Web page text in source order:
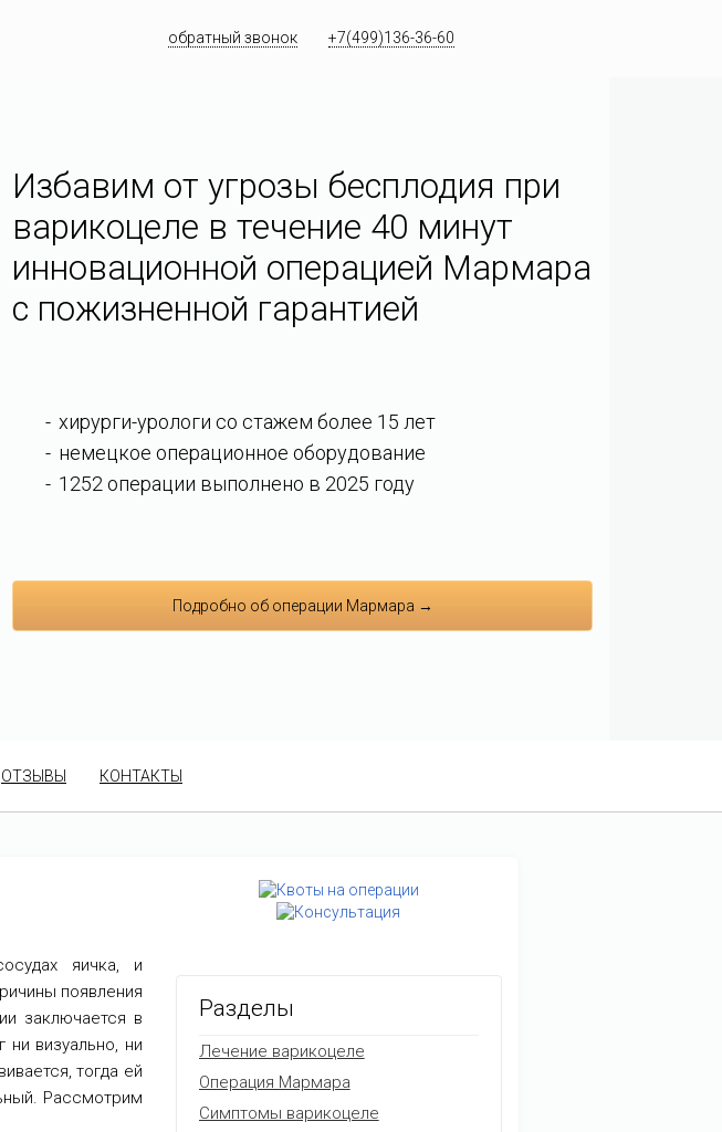
обратный звонок +7(499)136-36-60
Избавим от угрозы бесплодия при
варикоцеле в течение 40 минут
инновационной операцией Мармара
c пожизненной гарантией
хирурги-урологи со стажем более 15 лет
немецкое операционное оборудование
1252 операции выполнено в 2025 году
Подробно об операции Мармара →
ОТЗЫВЫ КОНТАКТЫ
яичка, и
появления
заключается в
визуально, ни
тогда ей
Рассмотрим
Разделы
Лечение варикоцеле
Операция Мармара
Симптомы варикоцеле